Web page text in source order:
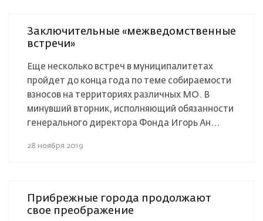
Заключительные «межведомственные
встречи»
Еще несколько встреч в муниципалитетах
пройдет до конца года по теме собираемости
взносов на территориях различных МО. В
минувший вторник, исполняющий обязанности
генерального директора Фонда Игорь Ан...
28 ноября 2019
Прибрежные города продолжают
свое преображение